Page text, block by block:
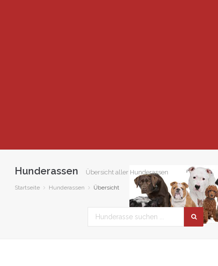
Hunderassen Übersicht aller Hunderassen
Startseite Hunderassen Übersicht